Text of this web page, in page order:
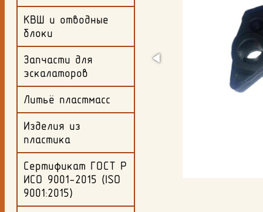
КВШ и отводные
блоки
Запчасти для
эскалаторов
Литьё пластмасс
Изделия из
пластика
Сертификат ГОСТ Р
ИСО 9001-2015 (ISO
9001:2015)